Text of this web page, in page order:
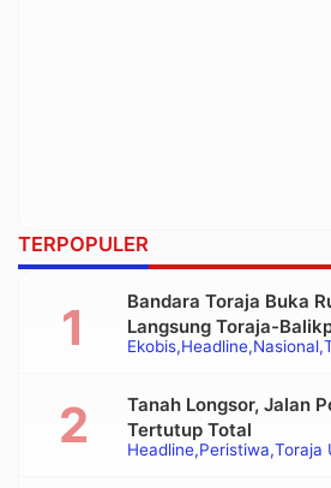
TERPOPULER
Ekobis Headline Nasional
Bandara Toraja Buka
Langsung Toraja-
Headline Peristiwa Toraja
Tanah Longsor, Jalan
Tertutup Total